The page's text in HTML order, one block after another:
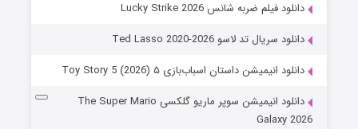
دانلود فیلم ضربه شانس Lucky Strike 2026
دانلود سریال تد لاسو Ted Lasso 2020-2026
دانلود انیمیشن داستان اسباب‌بازی ۵ Toy Story 5 (2026)
دانلود انیمیشن سوپر ماریو گلکسی The Super Mario
Galaxy 2026